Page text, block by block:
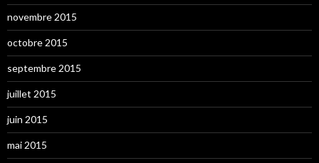
novembre 2015
octobre 2015
septembre 2015
juillet 2015
juin 2015
mai 2015